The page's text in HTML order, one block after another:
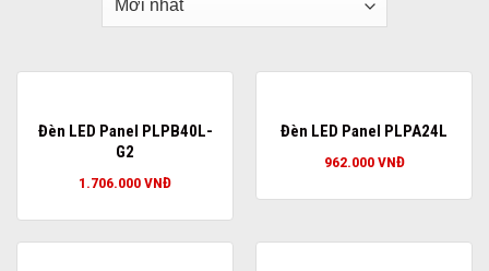
Đèn LED Panel PLPB40L-
G2
1.706.000VNĐ
Đèn LED Panel PLPA24L
962.000VNĐ